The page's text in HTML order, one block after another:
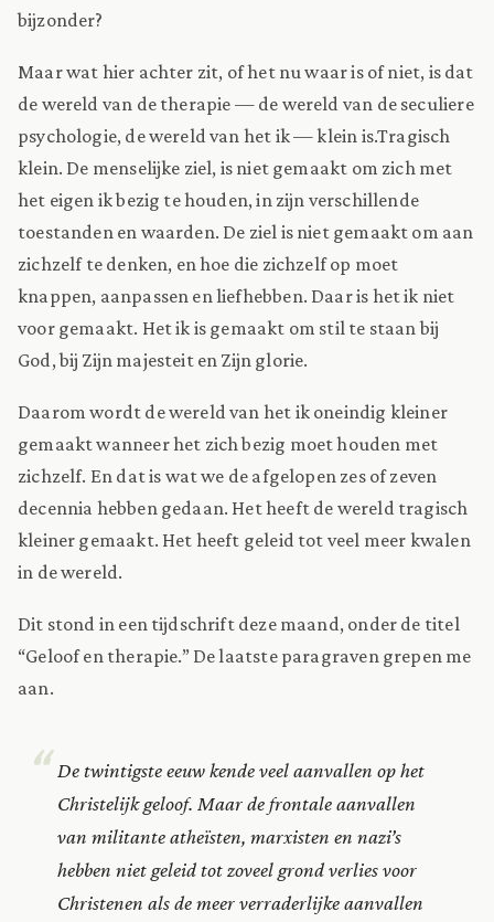
bijzonder?
Maar wat hier achter zit, of het nu waar is of niet, is dat
de wereld van de therapie — de wereld van de seculiere
psychologie, de wereld van het ik — klein is.Tragisch
klein. De menselijke ziel, is niet gemaakt om zich met
het eigen ik bezig te houden, in zijn verschillende
toestanden en waarden. De ziel is niet gemaakt om aan
zichzelf te denken, en hoe die zichzelf op moet
knappen, aanpassen en liefhebben. Daar is het ik niet
voor gemaakt. Het ik is gemaakt om stil te staan bij
God, bij Zijn majesteit en Zijn glorie.
Daarom wordt de wereld van het ik oneindig kleiner
gemaakt wanneer het zich bezig moet houden met
zichzelf. En dat is wat we de afgelopen zes of zeven
decennia hebben gedaan. Het heeft de wereld tragisch
kleiner gemaakt. Het heeft geleid tot veel meer kwalen
in de wereld.
Dit stond in een tijdschrift deze maand, onder de titel
“Geloof en therapie.” De laatste paragraven grepen me
aan.
De twintigste eeuw kende veel aanvallen op het
Christelijk geloof. Maar de frontale aanvallen
van militante atheïsten, marxisten en nazi’s
hebben niet geleid tot zoveel grond verlies voor
Christenen als de meer verraderlijke aanvallen